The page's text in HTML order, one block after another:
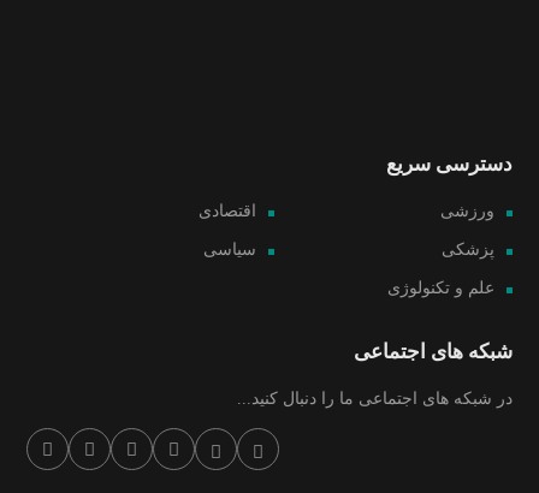
دسترسی سریع
ورزشی اقتصادی
پزشکی سیاسی
علم و تکنولوژی
شبکه های اجتماعی
در شبکه های اجتماعی ما را دنبال کنید...